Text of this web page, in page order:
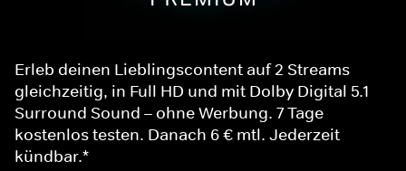
Erleb deinen Lieblingscontent auf 2 Streams
gleichzeitig, in Full HD und mit Dolby Digital 5.1
Surround Sound – ohne Werbung. 7 Tage
kostenlos testen. Danach 6 € mtl. Jederzeit
kündbar.*